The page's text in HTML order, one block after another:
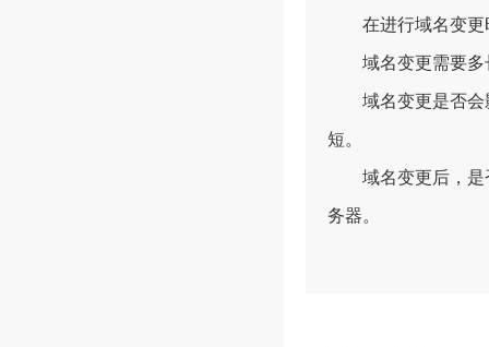
在进行域名变更
域名变更需要多
域名变更是否会
短。
域名变更后，是
务器。